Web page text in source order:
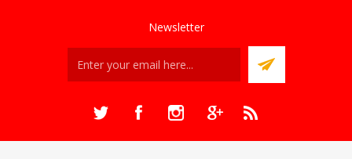
Newsletter